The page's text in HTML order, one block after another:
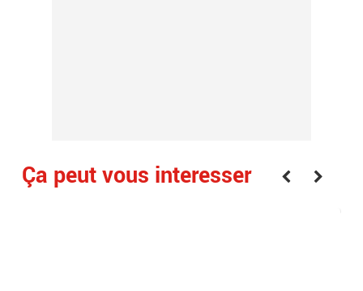
Ça peut vous interesser